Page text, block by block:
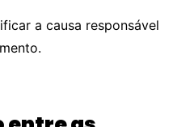
a causa responsável